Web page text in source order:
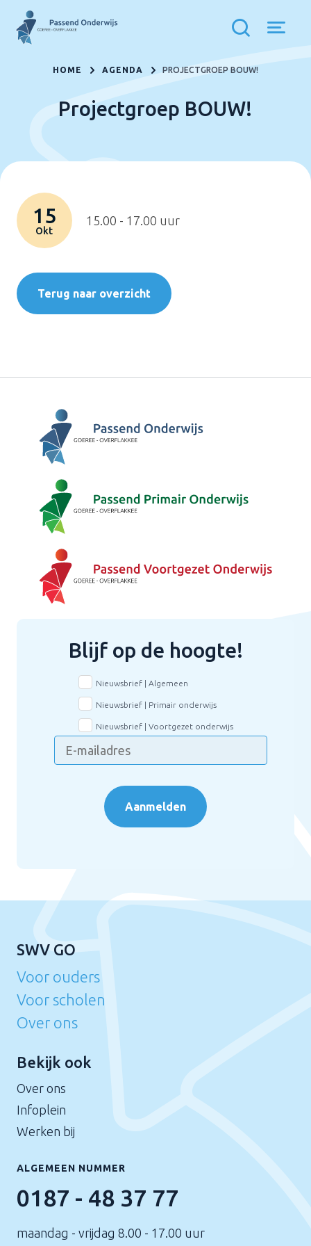
HOME AGENDA PROJECTGROEP BOUW!
Projectgroep BOUW!
15
Okt
15.00 - 17.00 uur
Terug naar overzicht
Blijf op de hoogte!
Aanmelden
Nieuwsbrief | Algemeen
Nieuwsbrief | Primair onderwijs
Nieuwsbrief | Voortgezet onderwijs
SWV GO
Voor ouders
Voor scholen
Over ons
Bekijk ook
Over ons
Infoplein
Werken bij
ALGEMEEN NUMMER
0187 - 48 37 77
maandag - vrijdag 8.00 - 17.00 uur